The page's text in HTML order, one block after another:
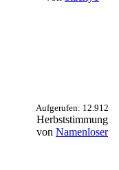
Aufgerufen: 12.912
Herbststimmung
von Namenloser